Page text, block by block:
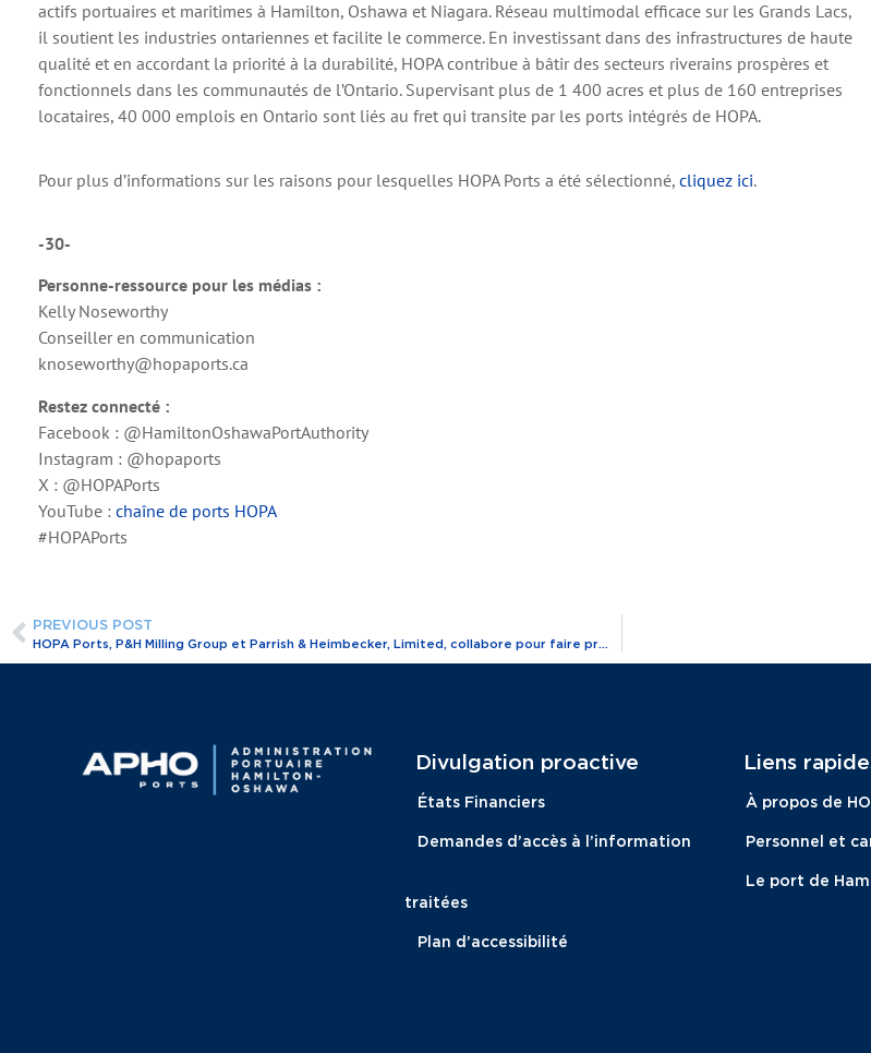
actifs portuaires et maritimes à Hamilton, Oshawa et Niagara. Réseau multimodal efficace sur les Grands Lacs,
il soutient les industries ontariennes et facilite le commerce. En investissant dans des infrastructures de haute
qualité et en accordant la priorité à la durabilité, HOPA contribue à bâtir des secteurs riverains prospères et
fonctionnels dans les communautés de l’Ontario. Supervisant plus de 1 400 acres et plus de 160 entreprises
locataires, 40 000 emplois en Ontario sont liés au fret qui transite par les ports intégrés de HOPA.
Pour plus d’informations sur les raisons pour lesquelles HOPA Ports a été sélectionné, cliquez ici.
-30-
Personne-ressource pour les médias :
Kelly Noseworthy
Conseiller en communication
knoseworthy@hopaports.ca
Restez connecté :
Facebook : @HamiltonOshawaPortAuthority
Instagram : @hopaports
X : @HOPAPorts
YouTube : chaîne de ports HOPA
#HOPAPorts
PREVIOUS POST
HOPA Ports, P&H Milling Group et Parrish & Heimbecker, Limited, collabore pour faire progresser la croissance du secteur agroalimentaire grâce à l’agrandissement du terminal de Hamilton
Divulgation proactive​
États Financiers
Demandes d’accès à l’information
traitées
Plan d’accessibilité
Liens
À propos de
Personnel et
Le port de